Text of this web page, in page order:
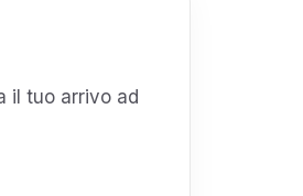
il tuo arrivo ad